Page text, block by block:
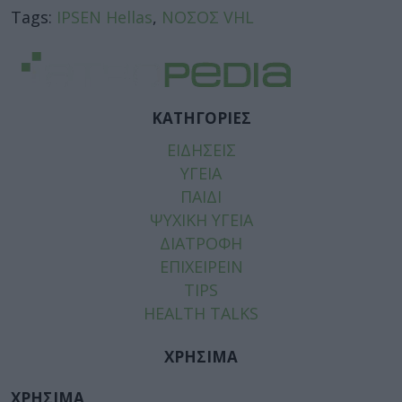
Tags: IPSEN Hellas, ΝΟΣΟΣ VHL
ΚΑΤΗΓΟΡΙΕΣ
ΕΙΔΗΣΕΙΣ
ΥΓΕΙΑ
ΠΑΙΔΙ
ΨΥΧΙΚΗ ΥΓΕΙΑ
ΔΙΑΤΡΟΦΗ
ΕΠΙΧΕΙΡΕΙΝ
TIPS
HEALTH TALKS
ΧΡΗΣΙΜΑ